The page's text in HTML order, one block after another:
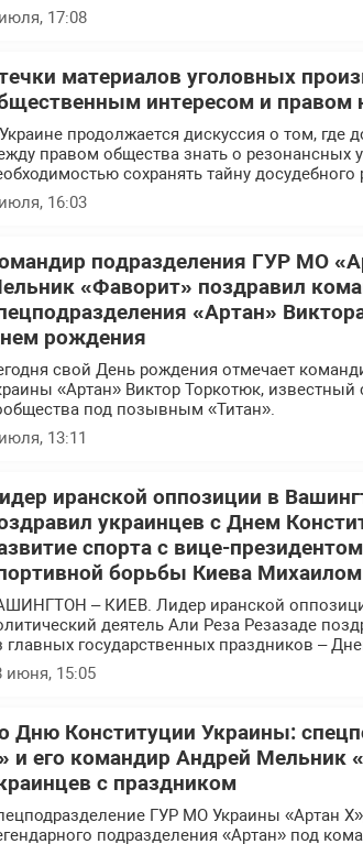
17:08
материалов уголовных
интересом и правом
продолжается дискуссия о том, где
правом общества знать о резонансных
сохранять тайну досудебного
16:03
подразделения ГУР МО
«Фаворит» поздравил
«Артан»
рождения
свой День рождения отмечает
«Артан» Виктор Торкотюк,
под позывным «Титан».
13:11
иранской оппозиции в
украинцев с Днем
спорта с вице-
борьбы Киева
– КИЕВ. Лидер иранской
деятель Али Реза Резазаде
главных государственных праздников –
июня, 15:05
Дню Конституции Украины:
и его командир Андрей Мельник
с праздником
ГУР МО Украины «Артан
подразделения «Артан» под